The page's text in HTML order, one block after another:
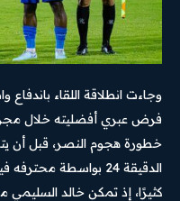
وجاءت انطلاقة اللقاء
فرض عبري أفضليته خلال
خطورة هجوم النصر، قبل أن
الدقيقة 24 بواسطة
كثيرًا، إذ تمكن خالد السليمي